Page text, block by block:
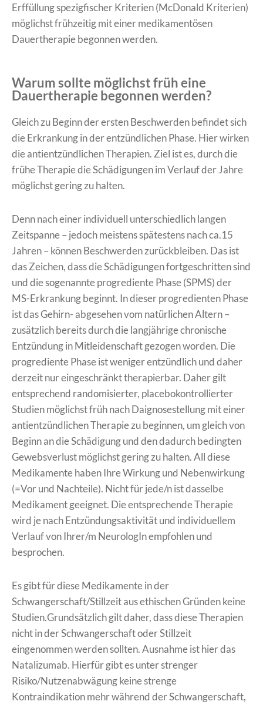
Erffüllung spezigfischer Kriterien (McDonald Kriterien)
möglichst frühzeitig mit einer medikamentösen
Dauertherapie begonnen werden.
Warum sollte möglichst früh eine
Dauertherapie begonnen werden?
Gleich zu Beginn der ersten Beschwerden befindet sich
die Erkrankung in der entzündlichen Phase. Hier wirken
die antientzündlichen Therapien. Ziel ist es, durch die
frühe Therapie die Schädigungen im Verlauf der Jahre
möglichst gering zu halten.
Denn nach einer individuell unterschiedlich langen
Zeitspanne – jedoch meistens spätestens nach ca.15
Jahren – können Beschwerden zurückbleiben. Das ist
das Zeichen, dass die Schädigungen fortgeschritten sind
und die sogenannte progrediente Phase (SPMS) der
MS-Erkrankung beginnt. In dieser progredienten Phase
ist das Gehirn- abgesehen vom natürlichen Altern –
zusätzlich bereits durch die langjährige chronische
Entzündung in Mitleidenschaft gezogen worden. Die
progrediente Phase ist weniger entzündlich und daher
derzeit nur eingeschränkt therapierbar. Daher gilt
entsprechend randomisierter, placebokontrollierter
Studien möglichst früh nach Daignosestellung mit einer
antientzündlichen Therapie zu beginnen, um gleich von
Beginn an die Schädigung und den dadurch bedingten
Gewebsverlust möglichst gering zu halten. All diese
Medikamente haben Ihre Wirkung und Nebenwirkung
(=Vor und Nachteile). Nicht für jede/n ist dasselbe
Medikament geeignet. Die entsprechende Therapie
wird je nach Entzündungsaktivität und individuellem
Verlauf von Ihrer/m NeurologIn empfohlen und
besprochen.
Es gibt für diese Medikamente in der
Schwangerschaft/Stillzeit aus ethischen Gründen keine
Studien.Grundsätzlich gilt daher, dass diese Therapien
nicht in der Schwangerschaft oder Stillzeit
eingenommen werden sollten. Ausnahme ist hier das
Natalizumab. Hierfür gibt es unter strenger
Risiko/Nutzenabwägung keine strenge
Kontraindikation mehr während der Schwangerschaft,